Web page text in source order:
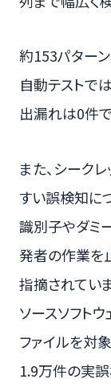
約153パター
自動テストで
出漏れは0件
また、シーク
すい誤検知に
識別子やダミ
発者の作業を
指摘されてい
ソースソフト
ファイルを対
1.9万件の実